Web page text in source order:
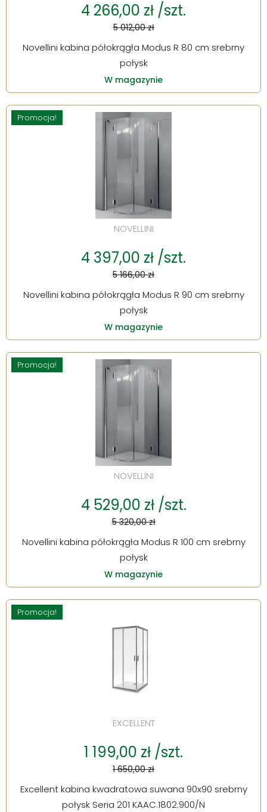
4 266,00 zł /szt.
5 012,00 zł
Novellini kabina półokrągła Modus R 80 cm srebrny
połysk
W magazynie
Promocja!
NOVELLINI
4 397,00 zł /szt.
5 166,00 zł
Novellini kabina półokrągła Modus R 90 cm srebrny
połysk
W magazynie
Promocja!
NOVELLINI
4 529,00 zł /szt.
5 320,00 zł
Novellini kabina półokrągła Modus R 100 cm srebrny
połysk
W magazynie
Promocja!
EXCELLENT
1 199,00 zł /szt.
1 650,00 zł
Excellent kabina kwadratowa suwana 90x90 srebrny
połysk Seria 201 KAAC.1802.900/N